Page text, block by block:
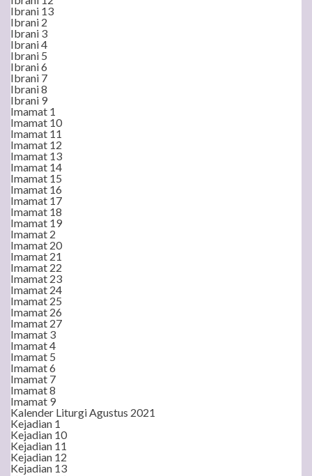
Ibrani 13
Ibrani 2
Ibrani 3
Ibrani 4
Ibrani 5
Ibrani 6
Ibrani 7
Ibrani 8
Ibrani 9
Imamat 1
Imamat 10
Imamat 11
Imamat 12
Imamat 13
Imamat 14
Imamat 15
Imamat 16
Imamat 17
Imamat 18
Imamat 19
Imamat 2
Imamat 20
Imamat 21
Imamat 22
Imamat 23
Imamat 24
Imamat 25
Imamat 26
Imamat 27
Imamat 3
Imamat 4
Imamat 5
Imamat 6
Imamat 7
Imamat 8
Imamat 9
Kalender Liturgi Agustus 2021
Kejadian 1
Kejadian 10
Kejadian 11
Kejadian 12
Kejadian 13